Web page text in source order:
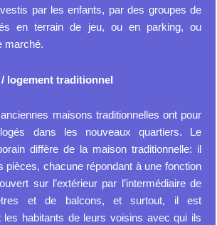
par les enfants, par des groupes de
en terrain de jeu, ou en parking, ou
marché.
logement traditionnel
maisons traditionnelles ont pour
dans les nouveaux quartiers. Le
diffère de la maison traditionnelle: il
pièces, chacune répondant à une fonction
sur l’extérieur par l’intermédiaire de
et de balcons, et surtout, il est
les habitants de leurs voisins avec qui ils